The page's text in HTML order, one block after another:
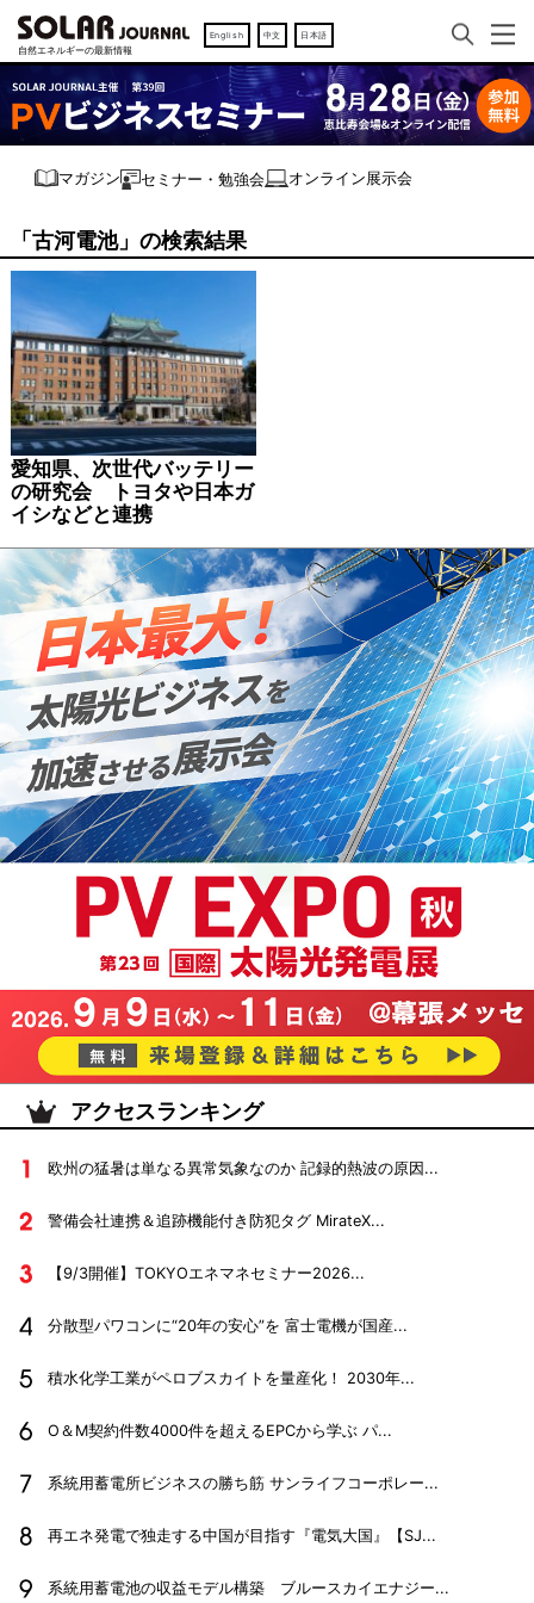
English 中文 日本語
マガジン セミナー・勉強会 オンライン展示会
「古河電池」の検索結果
愛知県、次世代バッテリー
の研究会 トヨタや日本ガ
イシなどと連携
アクセスランキング
欧州の猛暑は単なる異常気象なのか 記録的熱波の原因...
警備会社連携＆追跡機能付き防犯タグ MirateX...
【9/3開催】TOKYOエネマネセミナー2026...
分散型パワコンに“20年の安心”を 富士電機が国産...
積水化学工業がペロブスカイトを量産化！ 2030年...
O＆M契約件数4000件を超えるEPCから学ぶ パ...
系統用蓄電所ビジネスの勝ち筋 サンライフコーポレー...
再エネ発電で独走する中国が目指す『電気大国』【SJ...
系統用蓄電池の収益モデル構築 ブルースカイエナジー...